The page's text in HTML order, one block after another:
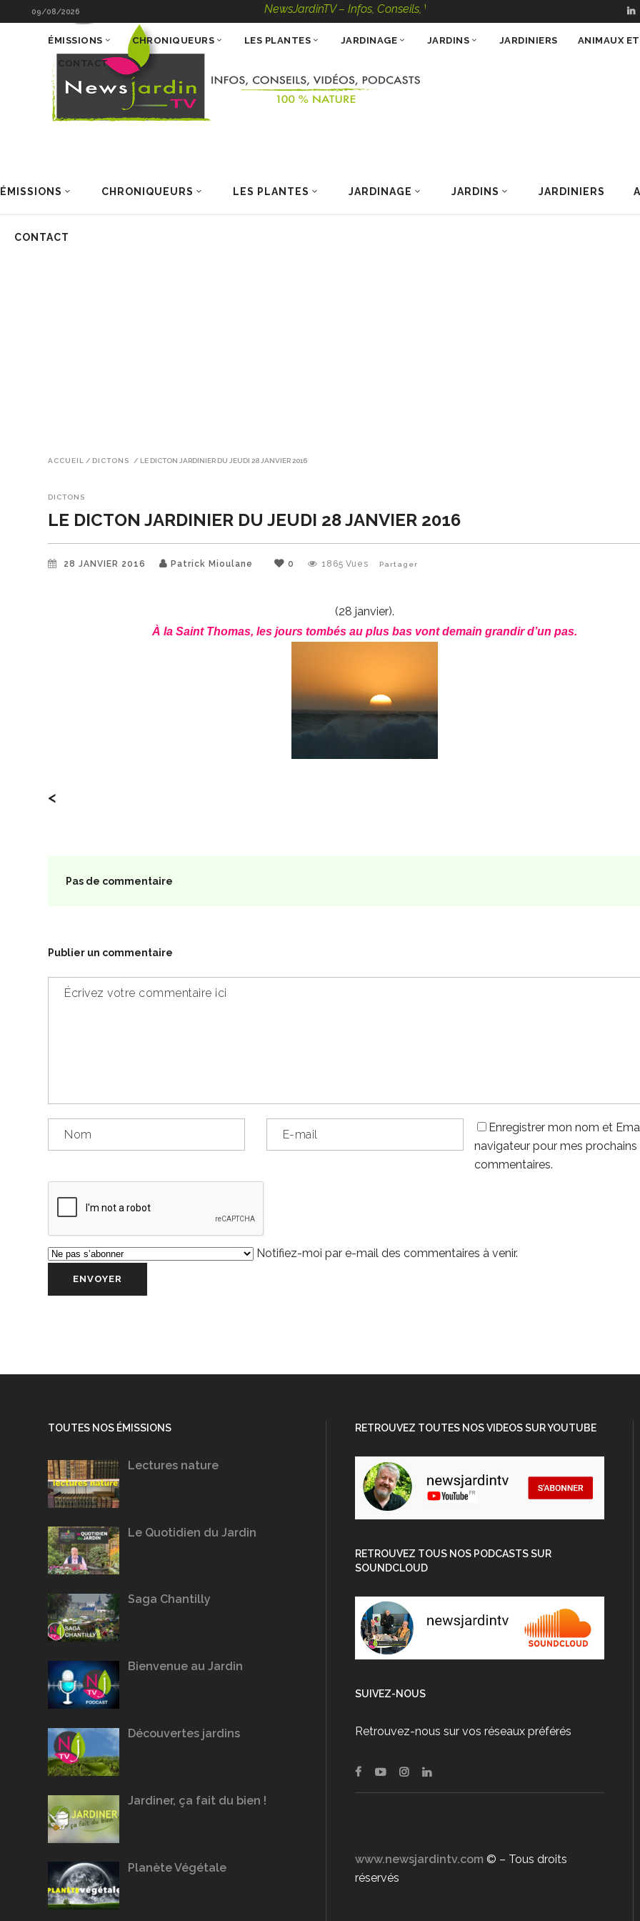
09/08/2026 NewsJardinTV – Infos, Conseils, Vidéos, Podcasts – 100 % Nature
ÉMISSIONS CHRONIQUEURS LES PLANTES JARDINAGE JARDINS JARDINIERS
CONTACT
ÉMISSIONS CHRONIQUEURS LES PLANTES JARDINAGE JARDINS JARDINIERS ANIMAUX
CONTACT
ACCUEIL / DICTONS / LE DICTON JARDINIER DU JEUDI 28 JANVIER 2016
DICTONS
LE DICTON JARDINIER DU JEUDI 28 JANVIER 2016
28 JANVIER 2016 Patrick Mioulane 0 1865 Vues Partager
(28 janvier).
À la Saint Thomas, les jours tombés au plus bas vont demain grandir d’un pas.
<
Pas de commentaire
Publier un commentaire
Enregistrer mon nom et
navigateur pour mes prochains
commentaires.
Notifiez-moi par e-mail des commentaires à venir.
TOUTES NOS ÉMISSIONS
Lectures nature
Le Quotidien du Jardin
Saga Chantilly
Bienvenue au Jardin
Découvertes jardins
Jardiner, ça fait du bien !
Planète Végétale
RETROUVEZ TOUTES NOS VIDEOS SUR YOUTUBE
RETROUVEZ TOUS NOS PODCASTS SUR
SOUNDCLOUD
SUIVEZ-NOUS
Retrouvez-nous sur vos réseaux préférés
www.newsjardintv.com © – Tous droits
réservés